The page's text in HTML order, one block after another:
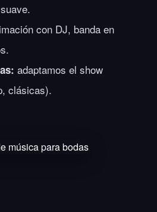
con DJ, banda en
adaptamos el show
clásicas).